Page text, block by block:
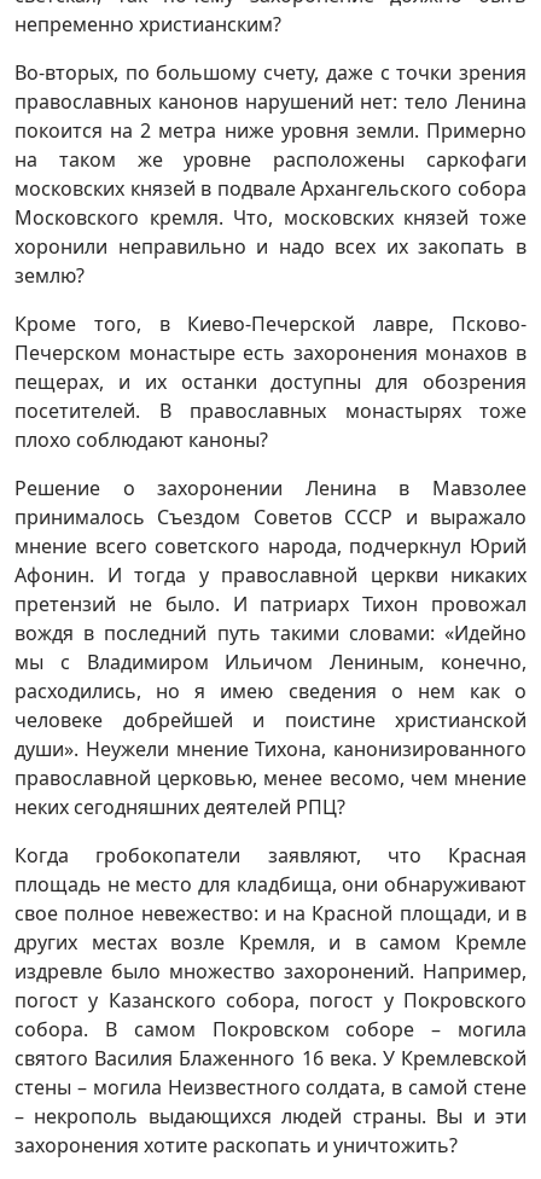
непременно христианским?
Во-вторых, по большому счету, даже с точки зрения
православных канонов нарушений нет: тело Ленина
покоится на 2 метра ниже уровня земли. Примерно
на таком же уровне расположены саркофаги
московских князей в подвале Архангельского собора
Московского кремля. Что, московских князей тоже
хоронили неправильно и надо всех их закопать в
землю?
Кроме того, в Киево-Печерской лавре, Псково-
Печерском монастыре есть захоронения монахов в
пещерах, и их останки доступны для обозрения
посетителей. В православных монастырях тоже
плохо соблюдают каноны?
Решение о захоронении Ленина в Мавзолее
принималось Съездом Советов СССР и выражало
мнение всего советского народа, подчеркнул Юрий
Афонин. И тогда у православной церкви никаких
претензий не было. И патриарх Тихон провожал
вождя в последний путь такими словами: «Идейно
мы с Владимиром Ильичом Лениным, конечно,
расходились, но я имею сведения о нем как о
человеке добрейшей и поистине христианской
души». Неужели мнение Тихона, канонизированного
православной церковью, менее весомо, чем мнение
неких сегодняшних деятелей РПЦ?
Когда гробокопатели заявляют, что Красная
площадь не место для кладбища, они обнаруживают
свое полное невежество: и на Красной площади, и в
других местах возле Кремля, и в самом Кремле
издревле было множество захоронений. Например,
погост у Казанского собора, погост у Покровского
собора. В самом Покровском соборе – могила
святого Василия Блаженного 16 века. У Кремлевской
стены – могила Неизвестного солдата, в самой стене
– некрополь выдающихся людей страны. Вы и эти
захоронения хотите раскопать и уничтожить?